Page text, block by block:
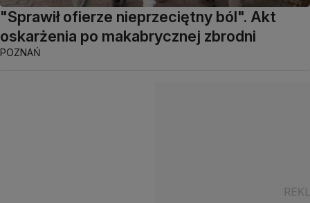
"Sprawił ofierze nieprzeciętny ból". Akt
oskarżenia po makabrycznej zbrodni
POZNAŃ